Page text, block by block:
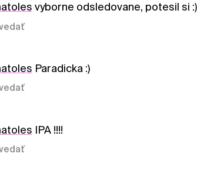
vyborne odsledovane, potesil si :)
Paradicka :)
IPA !!!!